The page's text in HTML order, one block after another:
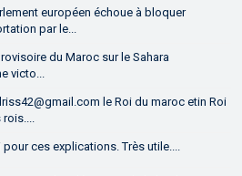
européen échoue à bloquer
par le...
du Maroc sur le Sahara
victo...
le Roi du maroc etin Roi
ces explications. Très utile....